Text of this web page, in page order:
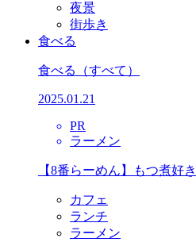
夜景
街歩き
食べる
食べる （すべて）
2025.01.21
PR
ラーメン
【8番らーめん】もつ煮好
カフェ
ランチ
ラーメン